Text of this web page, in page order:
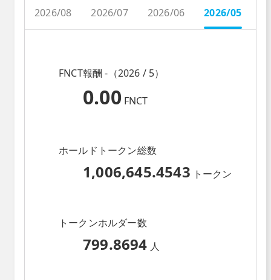
2026/08 2026/07 2026/06 2026/05
FNCT報酬 -（2026 / 5）
0.00 FNCT
ホールドトークン総数
1,006,645.4543 トークン
トークンホルダー数
799.8694 人